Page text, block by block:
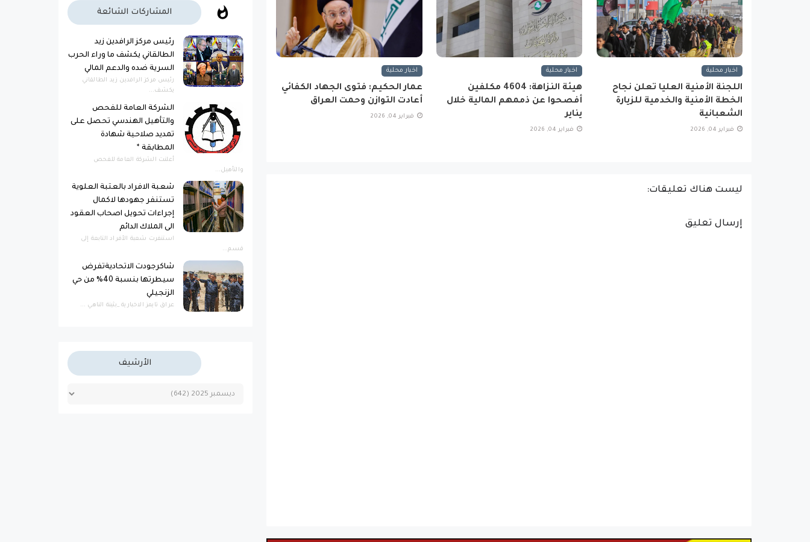
اخبار محلية
اللجنة الأمنية العليا تعلن نجاح
الخطة الأمنية والخدمية للزيارة
الشعبانية
فبراير 04, 2026
اخبار محلية
هيئة النزاهة: 4604 مكلفين
أفصحوا عن ذممهم المالية خلال
يناير
فبراير 04, 2026
اخبار محلية
عمار الحكيم: فتوى الجهاد الكفائي
أعادت التوازن وحمت العراق
فبراير 04, 2026
ليست هناك تعليقات:
إرسال تعليق
المشاركات الشائعة
رئيس مركز الرافدين زيد
الطالقاني يكشف ما وراء الحرب
السرية ضده والدعم المالي
رئيس مركز الرافدين زيد الطالقاني
يكشف...
الشركة العامة للفحص
والتأهيل الهندسي تحصل على
تمديد صلاحية شهادة
المطابقة *
أعلنت الشركة العامة للفحص
والتأهيل...
شعبة الافراد بالعتبة العلوية
تستنفر جهودها لاكمال
إجراءات تحويل اصحاب العقود
الى الملاك الدائم
استنفرت شعبة الأفراد التابعة إلى
قسم...
شاكرجودت الاتحاديةتفرض
سيطرتها بنسبة 40% من حي
الزنجيلي
عراق تايمز الاخبارية _بثينة الناهي ...
الأرشيف